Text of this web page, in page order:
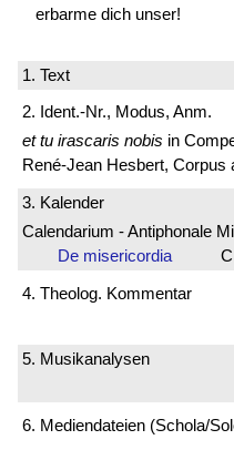
erbarme dich unser!
1. Text
2. Ident.-Nr., Modus, Anm.
et tu irascaris nobis in
René-Jean Hesbert, Corpus
3. Kalender
Calendarium - Antiphonale
De misericordia
C
4. Theolog. Kommentar
5. Musikanalysen
6. Mediendateien (Schola/